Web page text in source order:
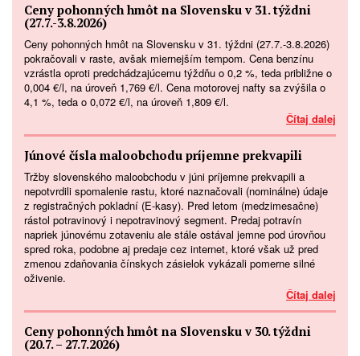
Ceny pohonných hmôt na Slovensku v 31. týždni
(27.7.-3.8.2026)
Ceny pohonných hmôt na Slovensku v 31. týždni (27.7.-3.8.2026)
pokračovali v raste, avšak miernejším tempom. Cena benzínu
vzrástla oproti predchádzajúcemu týždňu o 0,2 %, teda približne o
0,004 €/l, na úroveň 1,769 €/l. Cena motorovej nafty sa zvýšila o
4,1 %, teda o 0,072 €/l, na úroveň 1,809 €/l.
Čítaj dalej
Júnové čísla maloobchodu príjemne prekvapili
Tržby slovenského maloobchodu v júni príjemne prekvapili a
nepotvrdili spomalenie rastu, ktoré naznačovali (nominálne) údaje
z registračných pokladní (E-kasy). Pred letom (medzimesačne)
rástol potravinový i nepotravinový segment. Predaj potravín
napriek júnovému zotaveniu ale stále ostával jemne pod úrovňou
spred roka, podobne aj predaje cez internet, ktoré však už pred
zmenou zdaňovania čínskych zásielok vykázali pomerne silné
oživenie.
Čítaj dalej
Ceny pohonných hmôt na Slovensku v 30. týždni
(20.7. – 27.7.2026)